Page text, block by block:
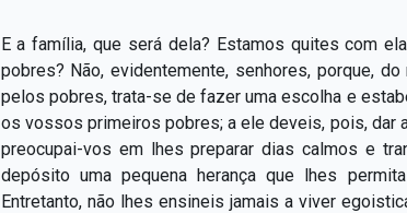
E a família, que será dela? Estamos quites com
pobres? Não, evidentemente, senhores, porque,
pelos pobres, trata-se de fazer uma escolha e
os vossos primeiros pobres; a ele deveis, pois,
preocupai-vos em lhes preparar dias calmos e
depósito uma pequena herança que lhes
Entretanto, não lhes ensineis jamais a viver